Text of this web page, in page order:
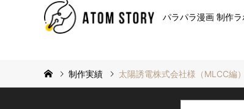
パラパラ漫画 制作ラ
制作実績 太陽誘電株式会社様（MLCC編